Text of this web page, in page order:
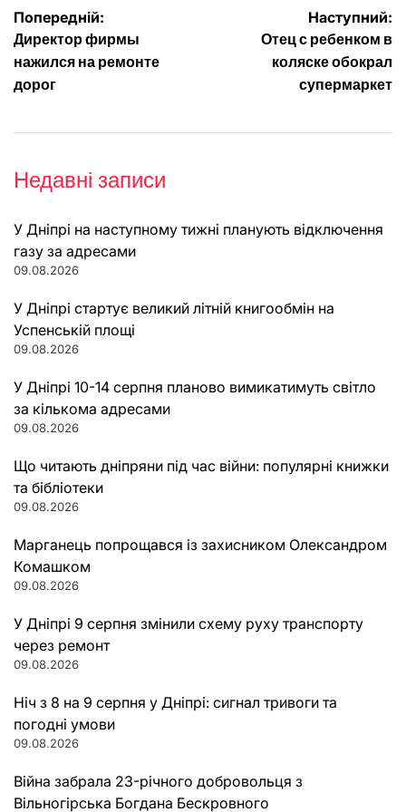
Навігація
записів
Попередній:
Директор фирмы
нажился на ремонте
дорог
Наступний:
Отец с ребенком в
коляске обокрал
супермаркет
Недавні записи
У Дніпрі на наступному тижні планують відключення
газу за адресами
09.08.2026
У Дніпрі стартує великий літній книгообмін на
Успенській площі
09.08.2026
У Дніпрі 10-14 серпня планово вимикатимуть світло
за кількома адресами
09.08.2026
Що читають дніпряни під час війни: популярні книжки
та бібліотеки
09.08.2026
Марганець попрощався із захисником Олександром
Комашком
09.08.2026
У Дніпрі 9 серпня змінили схему руху транспорту
через ремонт
09.08.2026
Ніч з 8 на 9 серпня у Дніпрі: сигнал тривоги та
погодні умови
09.08.2026
Війна забрала 23-річного добровольця з
Вільногірська Богдана Бескровного